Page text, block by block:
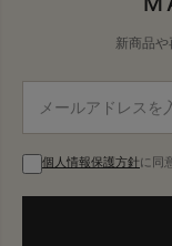
新商品や
個人情報保護方針に同